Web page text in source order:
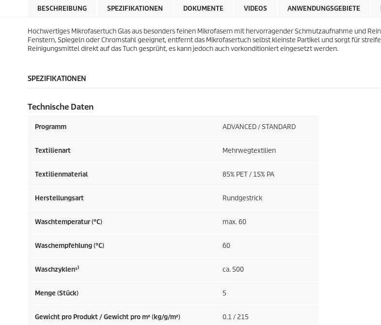
BESCHREIBUNG SPEZIFIKATIONEN DOKUMENTE VIDEOS ANWENDUNGSGEBIETE
Hochwertiges Mikrofasertuch Glas aus besonders feinen Mikrofasern mit hervorragender Schmutzaufnahme und
Fenstern, Spiegeln oder Chromstahl geeignet, entfernt das Mikrofasertuch selbst kleinste Partikel und sorgt für
Reinigungsmittel direkt auf das Tuch gesprüht, es kann jedoch auch vorkonditioniert eingesetzt werden.
SPEZIFIKATIONEN
Technische Daten
Programm ADVANCED / STANDARD
Textilienart Mehrwegtextilien
Textilienmaterial 85% PET / 15% PA
Herstellungsart Rundgestrick
Waschtemperatur (°C) max. 60
Waschempfehlung (°C) 60
Waschzyklen¹⁾ ca. 500
Menge (Stück) 5
Gewicht pro Produkt / Gewicht pro m² (kg/g/m²) 0.1 / 215